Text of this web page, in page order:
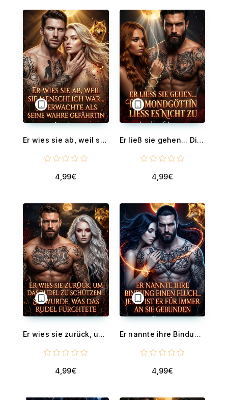
Er wies sie ab, weil sie menschlich war... Sie erwachte als seine wahre Gefährtin - Eine dunkle paranormale Werwolf-Romanze
4,99€
Er ließ sie gehen... Die Mondgöttin ließ es nicht zu - Eine dunkle paranormale Shifter-Romanze
4,99€
Er wies sie zurück, um das Rudel zu schützen... Sie wurde, was das Rudel fürchtete - Eine dunkle paranormale Werwolf-Romanze
4,99€
Er nannte ihre Bindung einen Fluch... Jetzt ist er für immer an sie gebunden - Eine dunkle paranormale Shifter-Romanze
4,99€